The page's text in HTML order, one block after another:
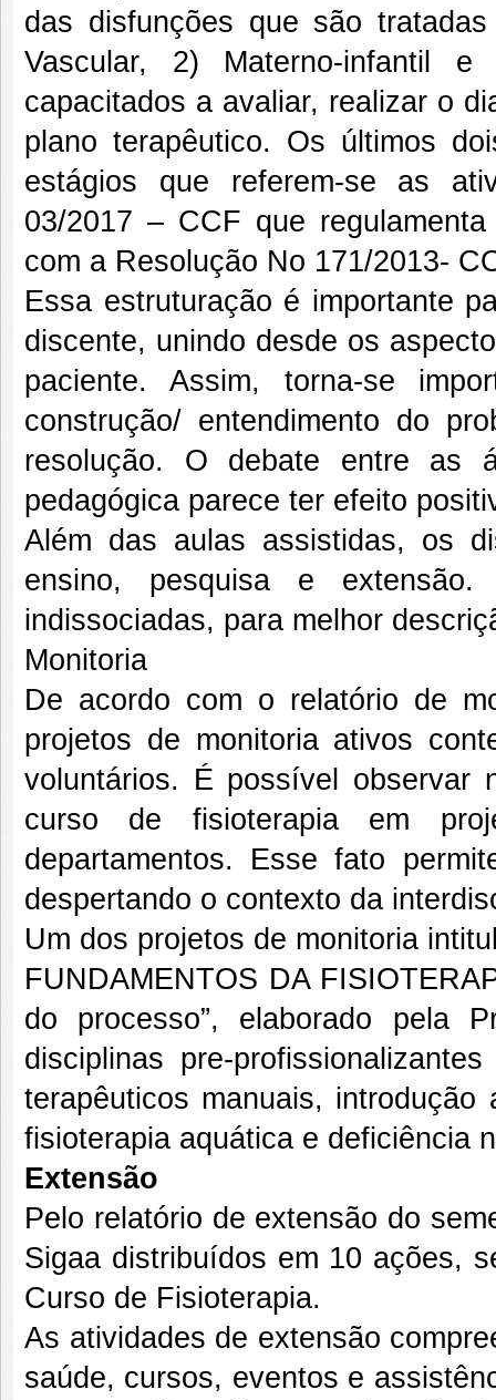
das disfunções que são
Vascular, 2) Materno-infantil
capacitados a avaliar, realizar o
plano terapêutico. Os últimos
estágios que referem-se as
03/2017 – CCF que
com a Resolução No 171/2013-
Essa estruturação é importante
discente, unindo desde os
paciente. Assim, torna-se
construção/ entendimento do
resolução. O debate entre as
pedagógica parece ter efeito
Além das aulas assistidas, os
ensino, pesquisa e
indissociadas, para melhor
Monitoria
De acordo com o relatório de
projetos de monitoria ativos
voluntários. É possível observar
curso de fisioterapia em
departamentos. Esse fato
despertando o contexto da
Um dos projetos de monitoria
FUNDAMENTOS DA
do processo”, elaborado pela
disciplinas pre-
terapêuticos manuais,
fisioterapia aquática e deficiência
Extensão
Pelo relatório de extensão do
Sigaa distribuídos em 10 ações,
Curso de Fisioterapia.
As atividades de extensão
saúde, cursos, eventos e